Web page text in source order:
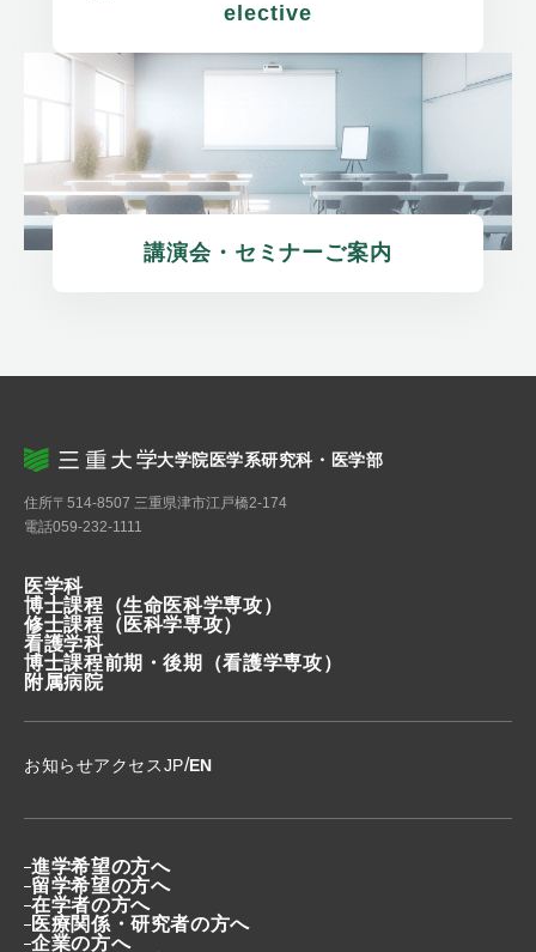
elective
講演会・セミナーご案内
大学院医学系研究科・医学部
住所〒514-8507 三重県津市江戸橋2-174
電話059-232-1111
医学科
博士課程 （生命医科学専攻）
修士課程 （医科学専攻）
看護学科
博士課程前期・後期
（看護学専攻）
附属病院
お知らせアクセスJP/EN
進学希望の方へ
留学希望の方へ
在学者の方へ
医療関係・研究者の方へ
企業の方へ